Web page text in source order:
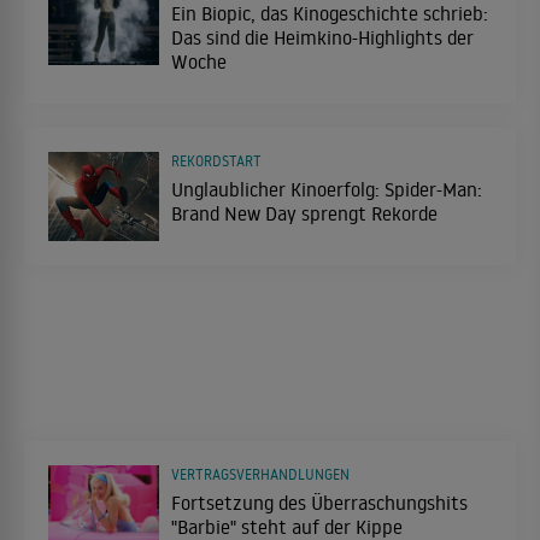
Ein Biopic, das Kinogeschichte schrieb:
Das sind die Heimkino-Highlights der
Woche
Unglaublicher Kinoerfolg: Spider-Man:
Brand New Day sprengt Rekorde
REKORDSTART
Fortsetzung des Überraschungshits
"Barbie" steht auf der Kippe
VERTRAGSVERHANDLUNGEN